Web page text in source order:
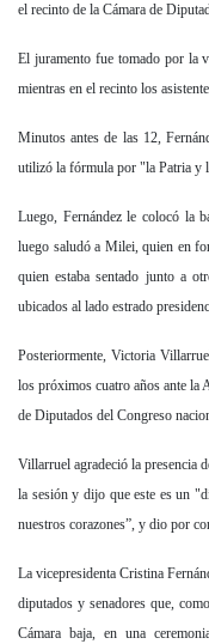
el recinto de la Cámara de
El juramento fue tomado por la
mientras en el recinto los
Minutos antes de las 12,
utilizó la fórmula por "la Patria y
Luego, Fernández le colocó la
luego saludó a Milei, quien en
quien estaba sentado junto a
ubicados al lado estrado
Posteriormente, Victoria
los próximos cuatro años ante la
de Diputados del Congreso
Villarruel agradeció la presencia
la sesión y dijo que este es un
nuestros corazones”, y dio por
La vicepresidenta Cristina
diputados y senadores que,
Cámara baja, en una